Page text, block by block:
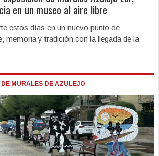
en un museo al aire libre
estos días en un nuevo punto de
memoria y tradición con la llegada de la
MURALES DE AZULEJO